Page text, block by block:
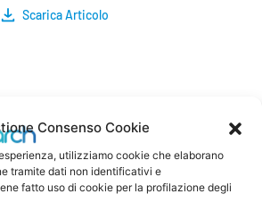
Consenso Cookie
utilizziamo cookie che elaborano
tramite dati non identificativi e
fatto uso di cookie per la profilazione degli
Scarica Articolo
un commento